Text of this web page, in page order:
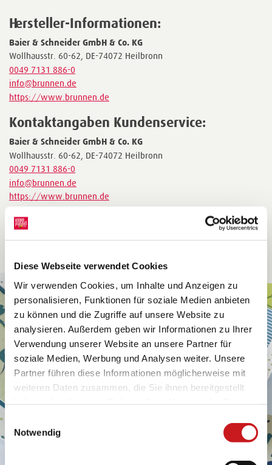
Diese Webseite verwendet Cookies
Wir verwenden Cookies, um Inhalte und Anzeigen zu
personalisieren, Funktionen für soziale Medien anbieten
zu können und die Zugriffe auf unsere Website zu
analysieren. Außerdem geben wir Informationen zu Ihrer
Verwendung unserer Website an unsere Partner für
soziale Medien, Werbung und Analysen weiter. Unsere
Partner führen diese Informationen möglicherweise mit
weiteren Daten zusammen, die Sie ihnen bereitgestellt
Datenschutzhinweisen
mehr darüber, wer wir sind, wie
personenbezogene Daten verarbeiten. Hier geht’s zum
Notwendig
Hersteller-Informationen:
Baier & Schneider GmbH & Co. KG
Wollhausstr. 60-62, DE-74072 Heilbronn
0049 7131 886-0
info@brunnen.de
https://www.brunnen.de
Kontaktangaben Kundenservice:
Baier & Schneider GmbH & Co. KG
Wollhausstr. 60-62, DE-74072 Heilbronn
0049 7131 886-0
info@brunnen.de
https://www.brunnen.de